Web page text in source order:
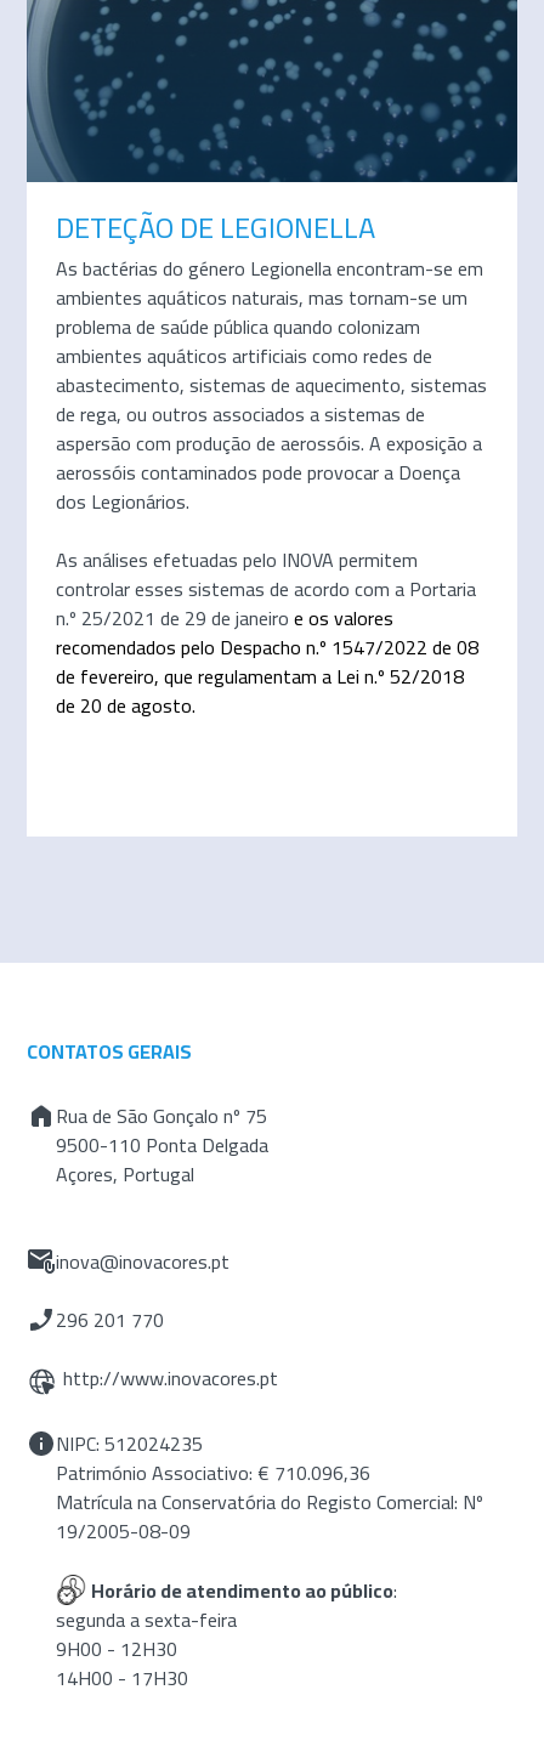
DETEÇÃO DE LEGIONELLA
As bactérias do género Legionella encontram-se em
ambientes aquáticos naturais, mas tornam-se um
problema de saúde pública quando colonizam
ambientes aquáticos artificiais como redes de
abastecimento, sistemas de aquecimento, sistemas
de rega, ou outros associados a sistemas de
aspersão com produção de aerossóis. A exposição a
aerossóis contaminados pode provocar a Doença
dos Legionários.
As análises efetuadas pelo INOVA permitem
controlar esses sistemas de acordo com a Portaria
n.º 25/2021 de 29 de janeiroe os valores
recomendados pelo Despacho n.º 1547/2022 de 08
de fevereiro, que regulamentam a Lei n.º 52/2018
de 20 de agosto.
CONTATOS GERAIS
Rua de São Gonçalo nº 75
9500-110 Ponta Delgada
Açores, Portugal
inova@inovacores.pt
296 201 770
http://www.inovacores.pt
NIPC: 512024235
Património Associativo: € 710.096,36
Matrícula na Conservatória do Registo Comercial: Nº
19/2005-08-09
Horário de atendimento ao público:
segunda a sexta-feira
9H00 - 12H30
14H00 - 17H30